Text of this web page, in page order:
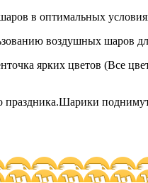
в оптимальных
воздушных шаров
ярких цветов (Все